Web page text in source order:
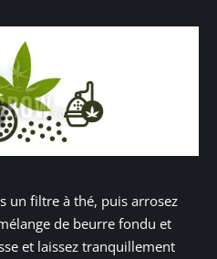
un filtre à thé, puis arrosez
de beurre fondu et
et laissez tranquillement